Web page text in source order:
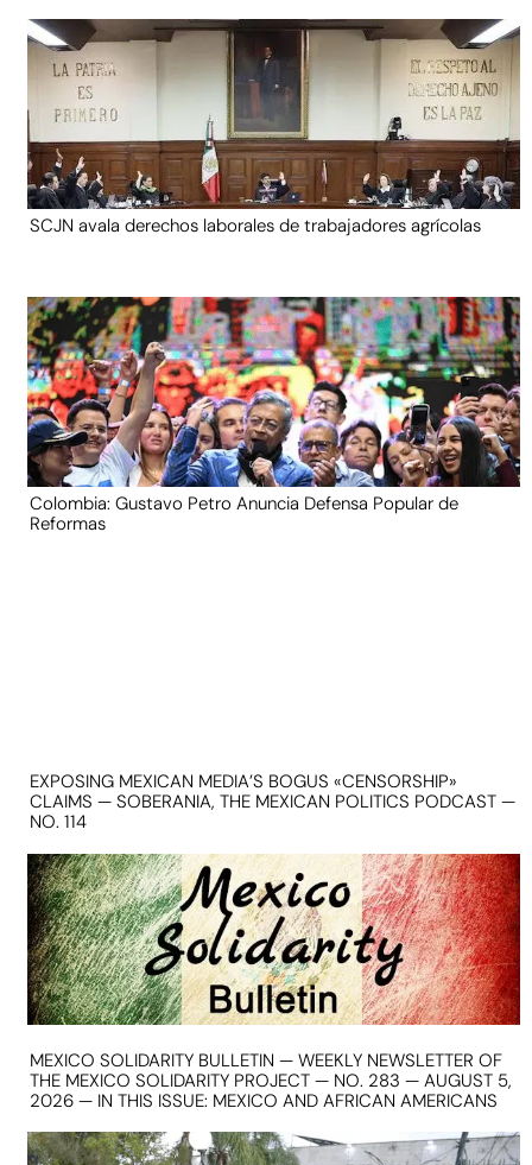
SCJN avala derechos laborales de trabajadores agrícolas
Colombia: Gustavo Petro Anuncia Defensa Popular de
Reformas
EXPOSING MEXICAN MEDIA’S BOGUS «CENSORSHIP»
CLAIMS — SOBERANIA, THE MEXICAN POLITICS PODCAST —
NO. 114
MEXICO SOLIDARITY BULLETIN — WEEKLY NEWSLETTER OF
THE MEXICO SOLIDARITY PROJECT — NO. 283 — AUGUST 5,
2026 — IN THIS ISSUE: MEXICO AND AFRICAN AMERICANS